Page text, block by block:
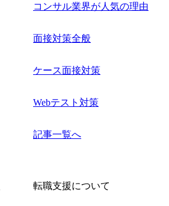
コンサル業界が人気の理由
面接対策全般
ケース面接対策
Webテスト対策
記事一覧へ
転職支援について